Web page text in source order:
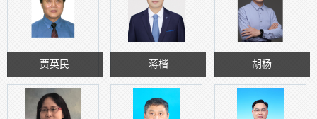
贾英民 蒋楷 胡杨